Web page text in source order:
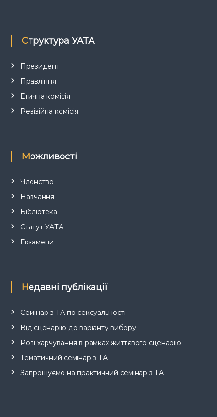
и
с
в
Структура УАТА
Президент
Правління
Етична комісія
Ревізійна комісія
Можливості
Членство
Навчання
Бібліотека
Статут УАТА
Екзамени
Недавні публікації
Семінар з ТА по сексуальності
Від сценарію до варіанту вибору
Ролі харчування в рамках життєвого сценарію
Тематичний семінар з ТА
Запрошуємо на практичний семінар з ТА